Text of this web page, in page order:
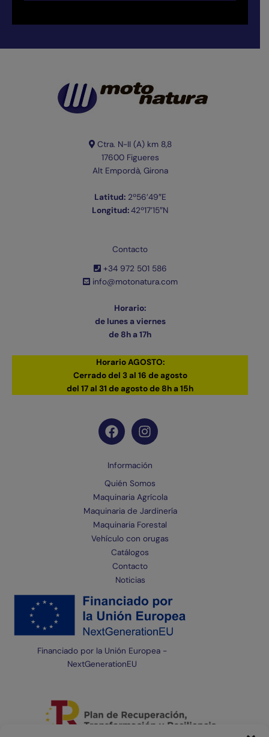
Ctra. N-II (A) km 8,8
17600 Figueres
Alt Empordà, Girona
Latitud:2º56’49″E
Longitud:42º17’15″N
Contacto
+34 972 501 586
info@motonatura.com
Horario:
de lunes a viernes
de 8h a 17h
Horario AGOSTO:
Cerrado del 3 al 16 de agosto
del 17 al 31 de agosto de 8h a 15h
Información
Quién Somos
Maquinaria Agrícola
Maquinaria de Jardinería
Maquinaria Forestal
Vehículo con orugas
Catálogos
Contacto
Noticias
Financiado por la Unión Europea -
NextGenerationEU